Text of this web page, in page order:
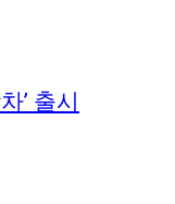
’ 출시